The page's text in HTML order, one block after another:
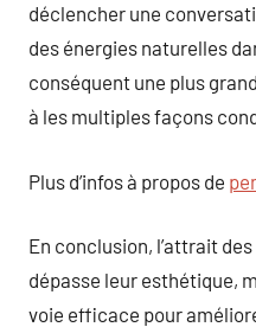
déclencher une
des énergies naturelles
conséquent une plus
à les multiples façons
Plus d’infos à propos de
En conclusion, l’attrait
dépasse leur esthétique,
voie efficace pour